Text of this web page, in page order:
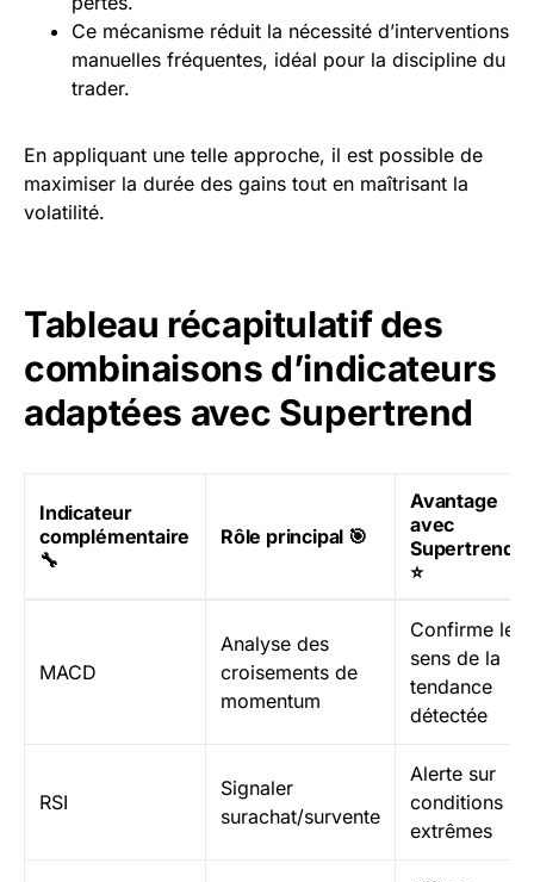
Ce mécanisme réduit la nécessité d’interventions
manuelles fréquentes, idéal pour la discipline du
trader.
En appliquant une telle approche, il est possible de
maximiser la durée des gains tout en maîtrisant la
volatilité.
Tableau récapitulatif des
combinaisons d’indicateurs
adaptées avec Supertrend
Indicateur
complémentaire
🔧
Rôle principal 🎯
Avantage
avec
Supertrend
⭐
MACD
Analyse des
croisements de
momentum
Confirme le
sens de la
tendance
détectée
RSI
Signaler
surachat/survente
Alerte sur
conditions
extrêmes